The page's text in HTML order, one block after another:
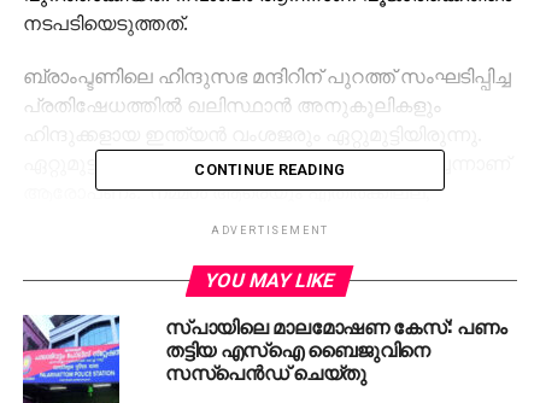
നടപടിയെടുത്തത്.
ബ്രാംപ്ടണിലെ ഹിന്ദുസഭ മന്ദിറിന് പുറത്ത് സംഘടിപ്പിച്ച
പ്രതിഷേധത്തില്‍ ഖലിസ്ഥാന്‍ അനുകൂലികളും
ഏറ്റുമുട്ടല്‍ ഉണ്ടാകും വിധം പൂജാരി സംസാരിച്ചെന്നാണ്
ആരോപണം. ‘നമ്മള്‍ ആരെയും എതിര്‍ക്കില്ല,
എതിര്‍ത്താല്‍ മരിക്കേണ്ടി വരും’ എന്ന് പൂജാരി ഭീഷണി
ആരോപിക്കുന്നത്. എന്നാല്‍ ഹിന്ദു
ഐക്യത്തോടെ കഴിയുന്ന മേഖലയാണ് ഇവിടമെന്ന്
ഏറ്റുമുട്ടലില്‍ ബ്രാംപ്ടണ്‍ മേയര്‍ പാട്രിക് ബ്രൗണ്‍
പറഞ്ഞു.
CONTINUE READING
ADVERTISEMENT
YOU MAY LIKE
സ്പായിലെ മാലമോഷണ കേസ്: പണം
തട്ടിയ എസ്ഐ ബൈജുവിനെ
സസ്പെന്‍ഡ് ചെയ്തു